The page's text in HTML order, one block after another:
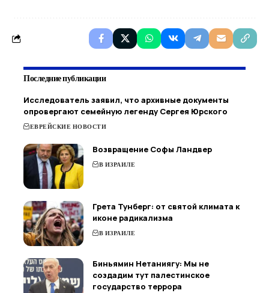
Последние публикации
Исследователь заявил, что архивные документы
опровергают семейную легенду Сергея Юрского
ЕВРЕЙСКИЕ НОВОСТИ
Возвращение Софы Ландвер
В ИЗРАИЛЕ
Грета Тунберг: от святой климата к
иконе радикализма
В ИЗРАИЛЕ
Биньямин Нетаниягу: Мы не
создадим тут палестинское
государство террора